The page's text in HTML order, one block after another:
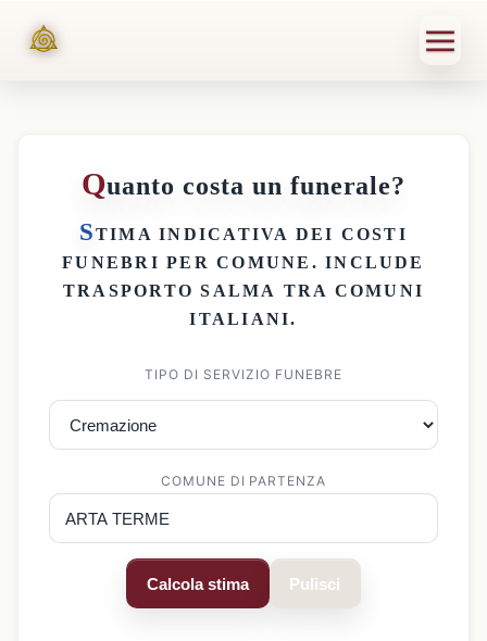
Quanto costa un funerale?
STIMA INDICATIVA DEI COSTI
FUNEBRI PER COMUNE . INCLUDE
TRASPORTO SALMA TRA COMUNI
ITALIANI.
TIPO DI SERVIZIO FUNEBRE
COMUNE DI PARTENZA
Calcola stima Pulisci